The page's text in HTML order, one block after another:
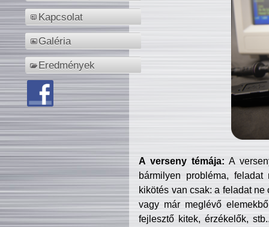
Kapcsolat
Galéria
Eredmények
A verseny témája: A
bármilyen probléma, feladat
kikötés van csak: a feladat
vagy már meglévő
fejlesztő kitek, érzékelők,